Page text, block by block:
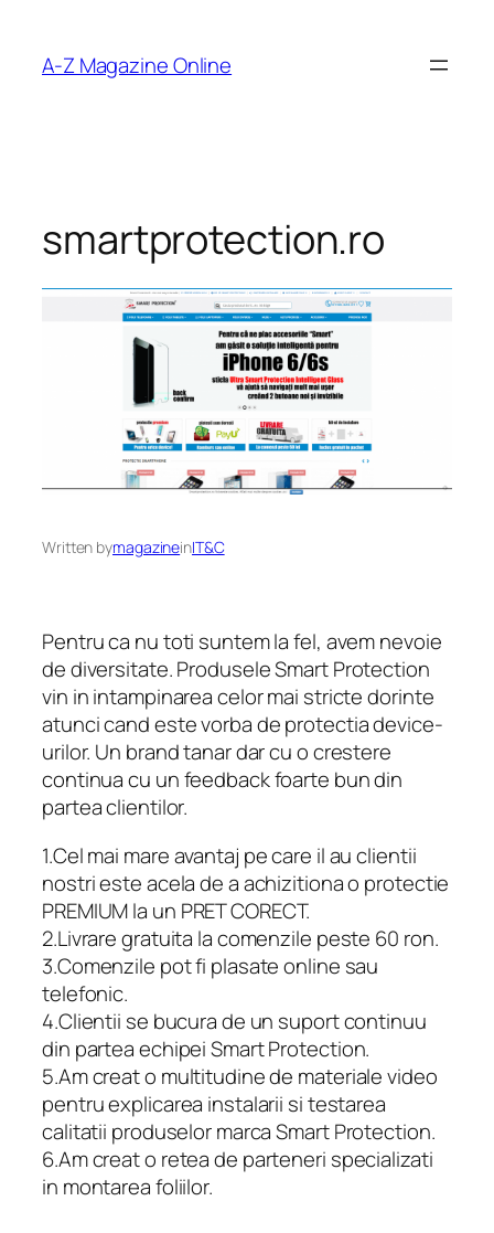
content
A-Z Magazine Online
smartprotection.ro
Written bymagazineinIT&C
Pentru ca nu toti suntem la fel, avem nevoie
de diversitate. Produsele Smart Protection
vin in intampinarea celor mai stricte dorinte
atunci cand este vorba de protectia device-
urilor. Un brand tanar dar cu o crestere
continua cu un feedback foarte bun din
partea clientilor.
1.Cel mai mare avantaj pe care il au clientii
nostri este acela de a achizitiona o protectie
PREMIUM la un PRET CORECT.
2.Livrare gratuita la comenzile peste 60 ron.
3.Comenzile pot fi plasate online sau
telefonic.
4.Clientii se bucura de un suport continuu
din partea echipei Smart Protection.
5.Am creat o multitudine de materiale video
pentru explicarea instalarii si testarea
calitatii produselor marca Smart Protection.
6.Am creat o retea de parteneri specializati
in montarea foliilor.